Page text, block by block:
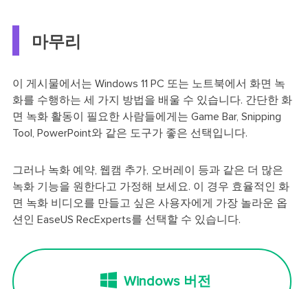
마무리
이 게시물에서는 Windows 11 PC 또는 노트북에서 화면 녹
화를 수행하는 세 가지 방법을 배울 수 있습니다. 간단한 화
면 녹화 활동이 필요한 사람들에게는 Game Bar, Snipping
Tool, PowerPoint와 같은 도구가 좋은 선택입니다.
그러나 녹화 예약, 웹캠 추가, 오버레이 등과 같은 더 많은
녹화 기능을 원한다고 가정해 보세요. 이 경우 효율적인 화
면 녹화 비디오를 만들고 싶은 사용자에게 가장 놀라운 옵
션인 EaseUS RecExperts를 선택할 수 있습니다.
Windows 버전